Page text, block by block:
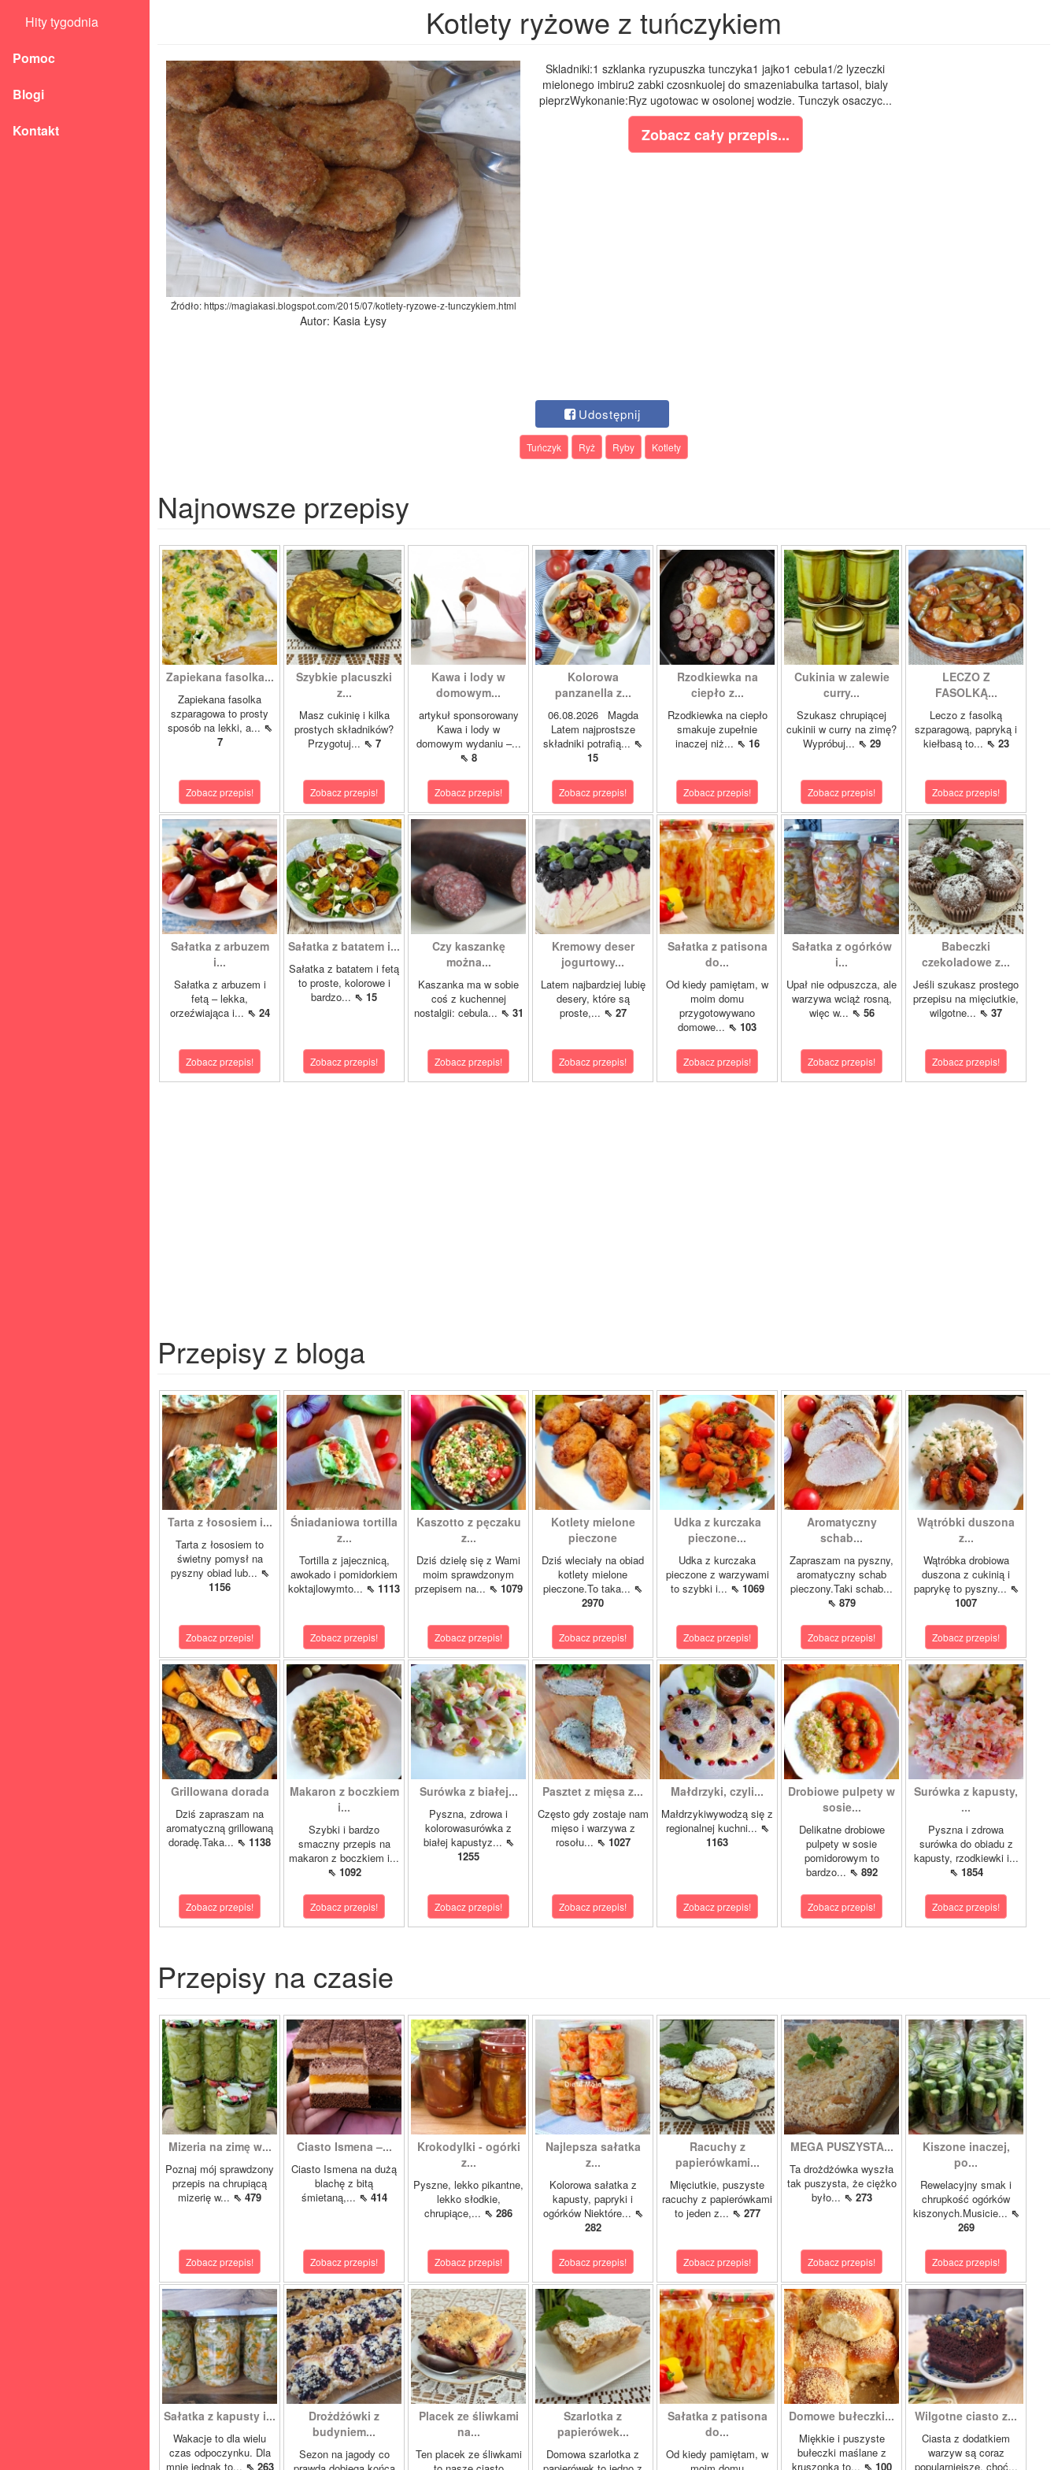
Hity tygodnia
Pomoc
Blogi
Kontakt
Kotlety ryżowe z tuńczykiem
Źródło: https://magiakasi.blogspot.com/2015/07/kotlety-ryzowe-z-tunczykiem.html
Autor: Kasia Łysy
Skladniki:1 szklanka ryzupuszka tunczyka1 jajko1 cebula1/2 lyzeczki
mielonego imbiru2 zabki czosnkuolej do smazeniabulka tartasol, bialy
pieprzWykonanie:Ryz ugotowac w osolonej wodzie. Tunczyk osaczyc...
Zobacz cały przepis...
Udostępnij
Tuńczyk Ryż Ryby Kotlety
Najnowsze przepisy
Zapiekana fasolka...
Zapiekana fasolka
szparagowa to prosty
sposób na lekki, a... ⇖
7
Zobacz przepis!
Szybkie placuszki
z...
Masz cukinię i kilka
prostych składników?
Przygotuj... ⇖ 7
Zobacz przepis!
Kawa i lody w
domowym...
artykuł sponsorowany
Kawa i lody w
domowym wydaniu –...
⇖ 8
Zobacz przepis!
Kolorowa
panzanella z...
06.08.2026 Magda
Latem najprostsze
składniki potrafią... ⇖
15
Zobacz przepis!
Rzodkiewka na
ciepło z...
Rzodkiewka na ciepło
smakuje zupełnie
inaczej niż... ⇖ 16
Zobacz przepis!
Cukinia w zalewie
curry...
Szukasz chrupiącej
cukinii w curry na zimę?
Wypróbuj... ⇖ 29
Zobacz przepis!
LECZO Z
FASOLKĄ...
Leczo z fasolką
szparagową, papryką i
kiełbasą to... ⇖ 23
Zobacz przepis!
Sałatka z arbuzem
i...
Sałatka z arbuzem i
fetą – lekka,
orzeźwiająca i... ⇖ 24
Zobacz przepis!
Sałatka z batatem i...
Sałatka z batatem i fetą
to proste, kolorowe i
bardzo... ⇖ 15
Zobacz przepis!
Czy kaszankę
można...
Kaszanka ma w sobie
coś z kuchennej
nostalgii: cebula... ⇖ 31
Zobacz przepis!
Kremowy deser
jogurtowy...
Latem najbardziej lubię
desery, które są
proste,... ⇖ 27
Zobacz przepis!
Sałatka z patisona
do...
Od kiedy pamiętam, w
moim domu
przygotowywano
domowe... ⇖ 103
Zobacz przepis!
Sałatka z ogórków
i...
Upał nie odpuszcza, ale
warzywa wciąż rosną,
więc w... ⇖ 56
Zobacz przepis!
Babeczki
czekoladowe z...
Jeśli szukasz prostego
przepisu na mięciutkie,
wilgotne... ⇖ 37
Zobacz przepis!
Przepisy z bloga
Tarta z łososiem i...
Tarta z łososiem to
świetny pomysł na
pyszny obiad lub... ⇖
1156
Zobacz przepis!
Śniadaniowa tortilla
z...
Tortilla z jajecznicą,
awokado i pomidorkiem
koktajlowymto... ⇖ 1113
Zobacz przepis!
Kaszotto z pęczaku
z...
Dziś dzielę się z Wami
moim sprawdzonym
przepisem na... ⇖ 1079
Zobacz przepis!
Kotlety mielone
pieczone
Dziś wleciały na obiad
kotlety mielone
pieczone.To taka... ⇖
2970
Zobacz przepis!
Udka z kurczaka
pieczone...
Udka z kurczaka
pieczone z warzywami
to szybki i... ⇖ 1069
Zobacz przepis!
Aromatyczny
schab...
Zapraszam na pyszny,
aromatyczny schab
pieczony.Taki schab...
⇖ 879
Zobacz przepis!
Wątróbki duszona
z...
Wątróbka drobiowa
duszona z cukinią i
paprykę to pyszny... ⇖
1007
Zobacz przepis!
Grillowana dorada
Dziś zapraszam na
aromatyczną grillowaną
doradę.Taka... ⇖ 1138
Zobacz przepis!
Makaron z boczkiem
i...
Szybki i bardzo
smaczny przepis na
makaron z boczkiem i...
⇖ 1092
Zobacz przepis!
Surówka z białej...
Pyszna, zdrowa i
kolorowasurówka z
białej kapustyz... ⇖
1255
Zobacz przepis!
Pasztet z mięsa z...
Często gdy zostaje nam
mięso i warzywa z
rosołu... ⇖ 1027
Zobacz przepis!
Małdrzyki, czyli...
Małdrzykiwywodzą się z
regionalnej kuchni... ⇖
1163
Zobacz przepis!
Drobiowe pulpety w
sosie...
Delikatne drobiowe
pulpety w sosie
pomidorowym to
bardzo... ⇖ 892
Zobacz przepis!
Surówka z kapusty,
...
Pyszna i zdrowa
surówka do obiadu z
kapusty, rzodkiewki i...
⇖ 1854
Zobacz przepis!
Przepisy na czasie
Mizeria na zimę w...
Poznaj mój sprawdzony
przepis na chrupiącą
mizerię w... ⇖ 479
Zobacz przepis!
Ciasto Ismena –...
Ciasto Ismena na dużą
blachę z bitą
śmietaną,... ⇖ 414
Zobacz przepis!
Krokodylki - ogórki
z...
Pyszne, lekko pikantne,
lekko słodkie,
chrupiące,... ⇖ 286
Zobacz przepis!
Najlepsza sałatka
z...
Kolorowa sałatka z
kapusty, papryki i
ogórków Niektóre... ⇖
282
Zobacz przepis!
Racuchy z
papierówkami...
Mięciutkie, puszyste
racuchy z papierówkami
to jeden z... ⇖ 277
Zobacz przepis!
MEGA PUSZYSTA...
Ta drożdżówka wyszła
tak puszysta, że ciężko
było... ⇖ 273
Zobacz przepis!
Kiszone inaczej,
po...
Rewelacyjny smak i
chrupkość ogórków
kiszonych.Musicie... ⇖
269
Zobacz przepis!
Sałatka z kapusty i...
Wakacje to dla wielu
czas odpoczynku. Dla
mnie jednak to... ⇖ 263
Drożdżówki z
budyniem...
Sezon na jagody co
Placek ze śliwkami
na...
Ten placek ze śliwkami
Szarlotka z
papierówek...
Domowa szarlotka z
Sałatka z patisona
do...
Od kiedy pamiętam, w
Domowe bułeczki...
Miękkie i puszyste
bułeczki maślane z
kruszonką to... ⇖ 100
Wilgotne ciasto z...
Ciasta z dodatkiem
warzyw są coraz
popularniejsze, choć...